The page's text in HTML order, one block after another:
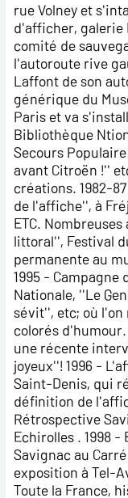
rue Volney et
d'afficher, galerie
comité de
l'autoroute rive
Laffont de son
générique du
Paris et va
Bibliothèque
Secours
avant Citroën !''
créations. 1982-
de l'affiche'', à
ETC.
littoral'', Festival
permanente au
1995 -
Nationale, ''Le
sévit'', etc; où l'on
colorés
une récente
joyeux''! 1996 -
Saint-Denis, qui
définition de
Rétrospective
Echirolles . 1998
Savignac au
exposition à Tel-
Toute la France,